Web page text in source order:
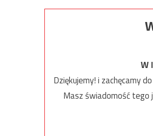
W
Dziękujemy! i zachęcamy
Masz świadomość tego